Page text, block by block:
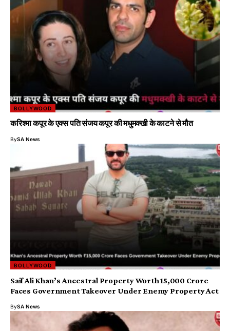
BOLLYWOOD
करिश्मा कपूर के एक्स पति संजय कपूर की मधुमक्खी के काटने से मौत
BySA News
BOLLYWOOD
Saif Ali Khan’s Ancestral Property Worth ₹15,000 Crore
Faces Government Takeover Under Enemy Property Act
BySA News